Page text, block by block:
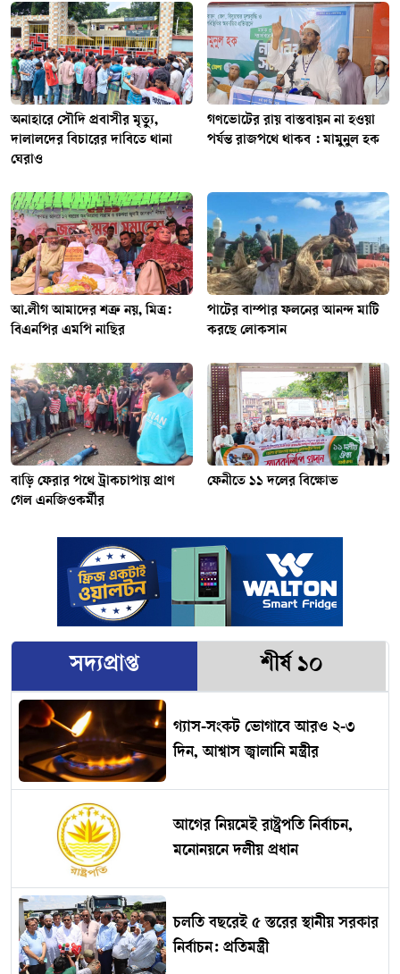
অনাহারে সৌদি প্রবাসীর মৃত্যু,
দালালদের বিচারের দাবিতে থানা
ঘেরাও
গণভোটের রায় বাস্তবায়ন না হওয়া
পর্যন্ত রাজপথে থাকব : মামুনুল হক
আ.লীগ আমাদের শত্রু নয়, মিত্র:
বিএনপির এমপি নাছির
পাটের বাম্পার ফলনের আনন্দ মাটি
করছে লোকসান
বাড়ি ফেরার পথে ট্রাকচাপায় প্রাণ
গেল এনজিওকর্মীর
ফেনীতে ১১ দলের বিক্ষোভ
সদ্যপ্রাপ্ত শীর্ষ ১০
গ্যাস-সংকট ভোগাবে আরও ২-৩
দিন, আশ্বাস জ্বালানি মন্ত্রীর
আগের নিয়মেই রাষ্ট্রপতি নির্বাচন,
মনোনয়নে দলীয় প্রধান
চলতি বছরেই ৫ স্তরের স্থানীয় সরকার
নির্বাচন: প্রতিমন্ত্রী